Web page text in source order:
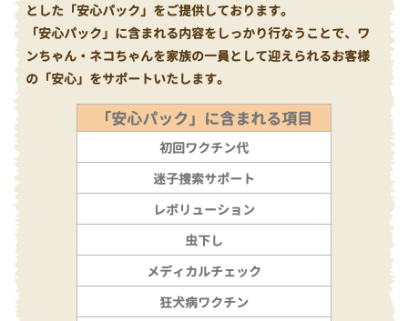
とした「安心パック」をご提供しております。
「安心パック」に含まれる内容をしっかり行なうことで、ワ
ンちゃん・ネコちゃんを家族の一員として迎えられるお客様
の「安心」をサポートいたします。
「安心パック」に含まれる項目
初回ワクチン代
迷子捜索サポート
レボリューション
虫下し
メディカルチェック
狂犬病ワクチン